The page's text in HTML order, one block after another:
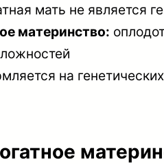
мать не является
материнство:
на